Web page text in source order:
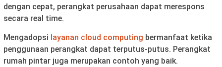
dengan cepat, perangkat perusahaan dapat merespons
secara real time.
Mengadopsi layanan cloud computing bermanfaat ketika
penggunaan perangkat dapat terputus-putus. Perangkat
rumah pintar juga merupakan contoh yang baik.